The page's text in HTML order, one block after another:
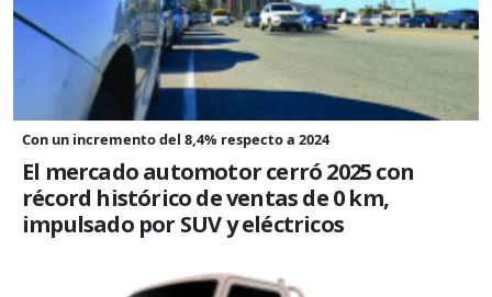
Con un incremento del 8,4% respecto a 2024
El mercado automotor cerró 2025 con
récord histórico de ventas de 0 km,
impulsado por SUV y eléctricos